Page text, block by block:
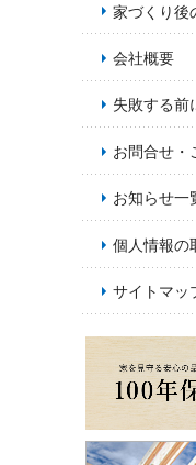
家づくり後
会社概要
失敗する前
お問合せ・
お知らせ一
個人情報の
サイトマッ